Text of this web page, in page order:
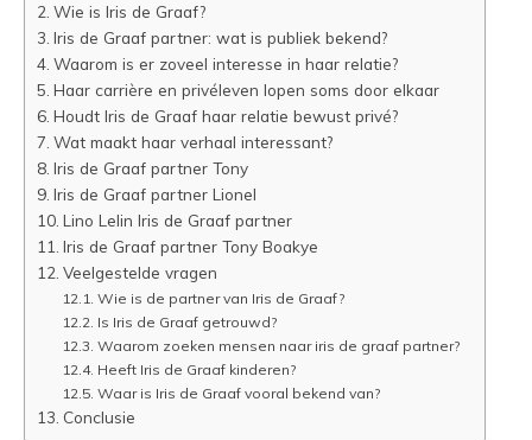
Wie is Iris de Graaf?
Iris de Graaf partner: wat is publiek bekend?
Waarom is er zoveel interesse in haar relatie?
Haar carrière en privéleven lopen soms door elkaar
Houdt Iris de Graaf haar relatie bewust privé?
Wat maakt haar verhaal interessant?
Iris de Graaf partner Tony
Iris de Graaf partner Lionel
Lino Lelin Iris de Graaf partner
Iris de Graaf partner Tony Boakye
Veelgestelde vragen
Wie is de partner van Iris de Graaf?
Is Iris de Graaf getrouwd?
Waarom zoeken mensen naar iris de graaf partner?
Heeft Iris de Graaf kinderen?
Waar is Iris de Graaf vooral bekend van?
Conclusie